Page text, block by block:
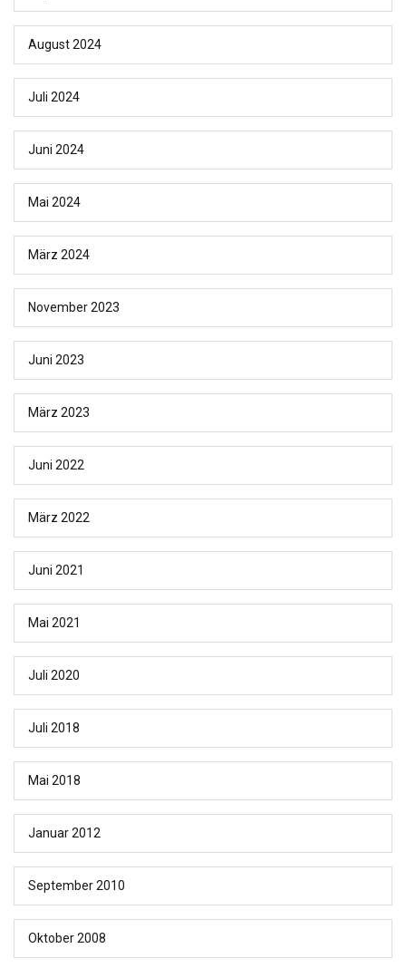
August 2024
Juli 2024
Juni 2024
Mai 2024
März 2024
November 2023
Juni 2023
März 2023
Juni 2022
März 2022
Juni 2021
Mai 2021
Juli 2020
Juli 2018
Mai 2018
Januar 2012
September 2010
Oktober 2008